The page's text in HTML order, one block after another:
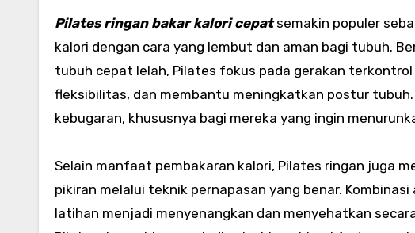
Pilates ringan bakar kalori cepatsemakin populer
kalori dengan cara yang lembut dan aman bagi tubuh.
tubuh cepat lelah, Pilates fokus pada gerakan
fleksibilitas, dan membantu meningkatkan postur
kebugaran, khususnya bagi mereka yang ingin
Selain manfaat pembakaran kalori, Pilates ringan juga
pikiran melalui teknik pernapasan yang benar.
latihan menjadi menyenangkan dan menyehatkan